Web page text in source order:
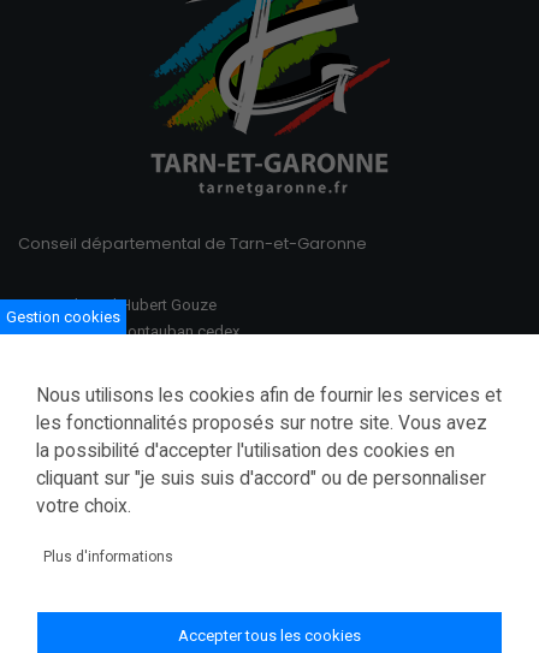
Conseil départemental de Tarn-et-Garonne
100 Boulevard Hubert Gouze
BP 783 82013 Montauban cedex
08h30–12h00 /13h30–17h00
Tél.: 05 63 91 82 00
Fax.: 05 63 03 28 52
courrier@tarnetgaronne.fr
Politique de confidentialité
Gestion cookies
Nous utilisons les cookies afin de fournir les services et
les fonctionnalités proposés sur notre site. Vous avez
la possibilité d'accepter l'utilisation des cookies en
cliquant sur "je suis suis d'accord" ou de personnaliser
votre choix.
Plus d'informations
Accepter tous les cookies